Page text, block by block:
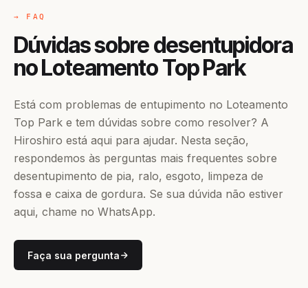
→ FAQ
Dúvidas sobre desentupidora
no Loteamento Top Park
Está com problemas de entupimento no Loteamento
Top Park e tem dúvidas sobre como resolver? A
Hiroshiro está aqui para ajudar. Nesta seção,
respondemos às perguntas mais frequentes sobre
desentupimento de pia, ralo, esgoto, limpeza de
fossa e caixa de gordura. Se sua dúvida não estiver
aqui, chame no WhatsApp.
Faça sua pergunta